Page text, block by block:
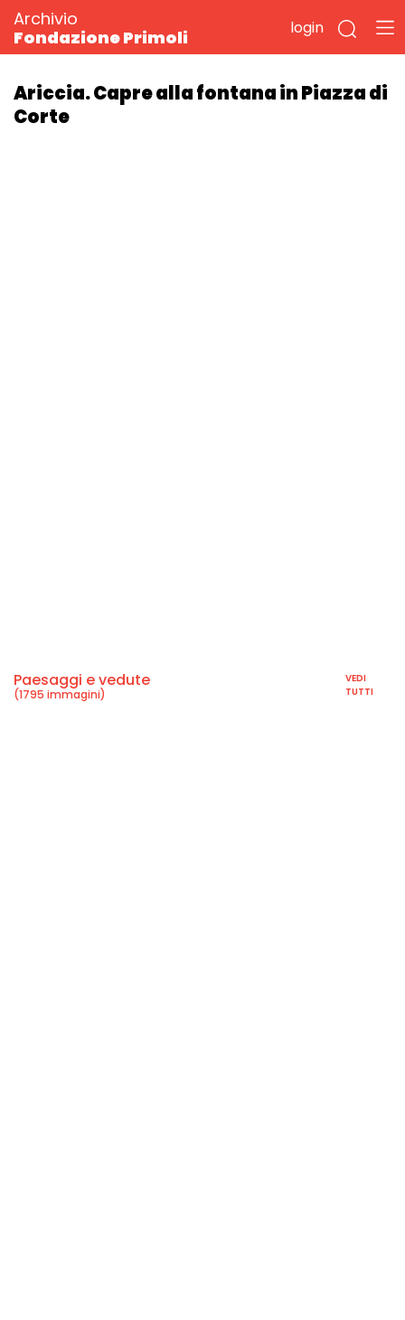
Archivio
Fondazione Primoli
login
Ariccia. Capre alla fontana in Piazza di
Corte
Paesaggi e vedute
(1795 immagini)
VEDI
TUTTI